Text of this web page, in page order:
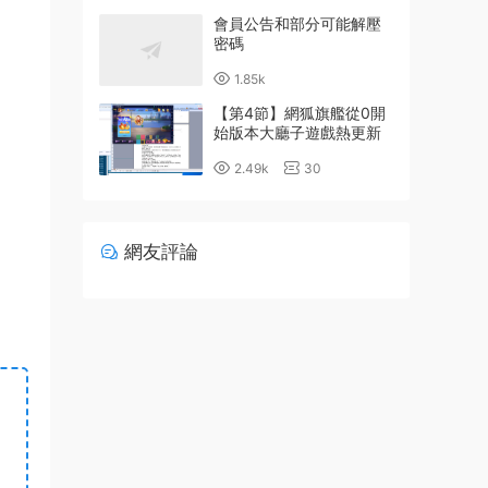
會員公告和部分可能解壓
密碼
1.85k
【第4節】網狐旗艦從0開
始版本大廳子遊戲熱更新
2.49k 30
網友評論